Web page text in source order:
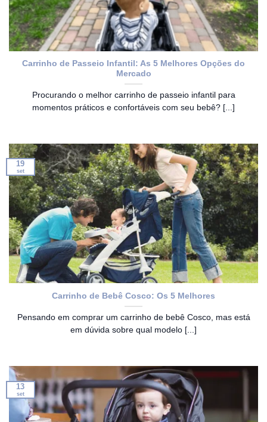
Carrinho de Passeio Infantil: As 5 Melhores Opções do
Mercado
Procurando o melhor carrinho de passeio infantil para
momentos práticos e confortáveis com seu bebê? [...]
Carrinho de Bebê Cosco: Os 5 Melhores
Pensando em comprar um carrinho de bebê Cosco, mas está
em dúvida sobre qual modelo [...]
19
set
13
set